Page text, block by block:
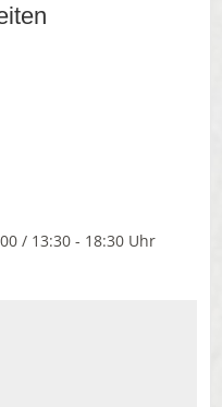
/ 13:30 - 18:30 Uhr